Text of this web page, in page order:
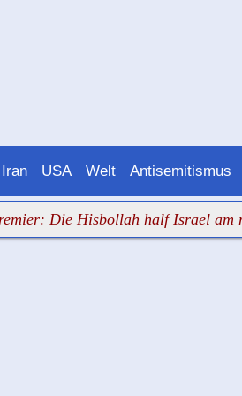
Iran USA Welt Antisemitismus
Hisbollah half Israel am meisten